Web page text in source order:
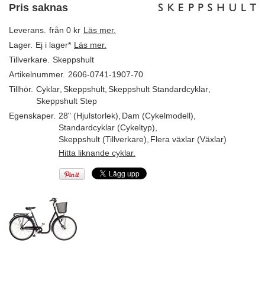
Pris saknas
Leverans. från 0 kr Läs mer.
Lager. Ej i lager* Läs mer.
Tillverkare. Skeppshult
Artikelnummer. 2606-0741-1907-70
Tillhör. Cyklar Skeppshult Skeppshult Standardcyklar
Skeppshult Step
Egenskaper. 28" (Hjulstorlek) Dam (Cykelmodell)
Standardcyklar (Cykeltyp)
Skeppshult (Tillverkare) Flera växlar (Växlar)
Hitta liknande cyklar.